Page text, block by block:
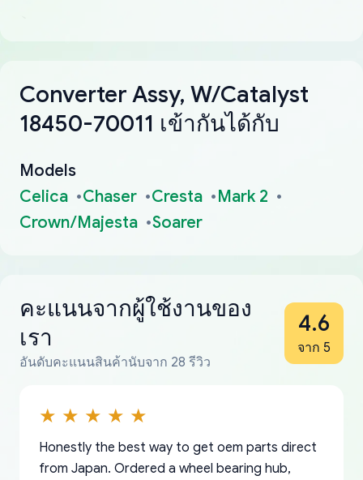
Converter Assy, W/Catalyst
18450-70011 เข้ากันได้กับ
Models
Celica
Chaser Cresta
Mark 2
Crown/Majesta
Soarer
คะแนนจากผู้ใช้งานของ
เรา
อันดับคะแนนสินค้านับจาก 28 รีวิว
4.6
จาก 5
Honestly the best way to get oem parts direct
from Japan. Ordered a wheel bearing hub,